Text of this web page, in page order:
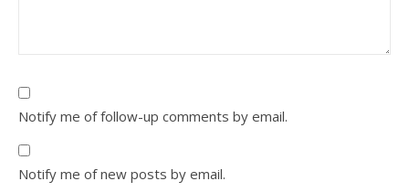
Notify me of follow-up comments by email.
Notify me of new posts by email.